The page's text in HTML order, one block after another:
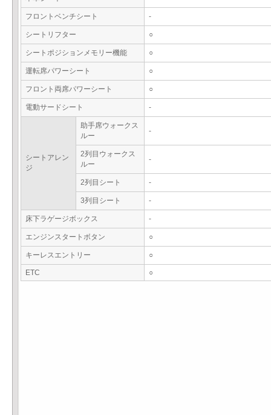
フロントベンチシート -
シートリフター ○
シートポジションメモリー機能 ○
運転席パワーシート ○
フロント両席パワーシート ○
電動サードシート -
シートアレン
ジ
助手席ウォークス
ルー
-
2列目ウォークス
ルー
-
2列目シート -
3列目シート -
床下ラゲージボックス -
エンジンスタートボタン ○
キーレスエントリー ○
ETC ○